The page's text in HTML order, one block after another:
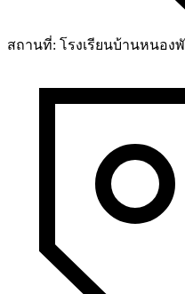
สถานที่: โรงเรียนบ้านหนอง